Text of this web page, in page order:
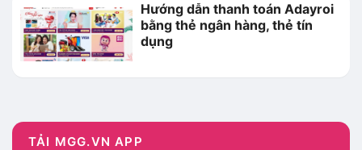
Hướng dẫn thanh toán Adayroi
bằng thẻ ngân hàng, thẻ tín
dụng
TẢI MGG.VN APP